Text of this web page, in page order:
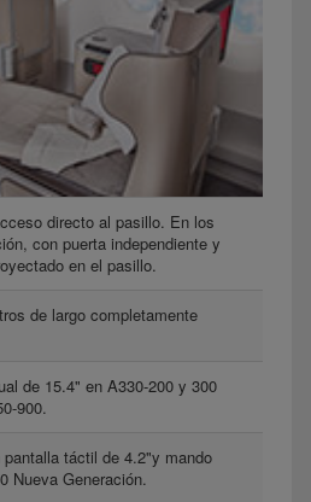
directo al pasillo. En los
con puerta independiente y
en el pasillo.
de largo completamente
de 15.4" en A330-200 y 300
900.
táctil de 4.2"y mando
Nueva Generación.